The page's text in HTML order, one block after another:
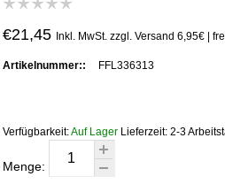
€21,45 Inkl. MwSt. zzgl. Versand 6,95€ |
Artikelnummer:: FFL336313
Verfügbarkeit:Auf Lager Lieferzeit: 2-3
Menge: